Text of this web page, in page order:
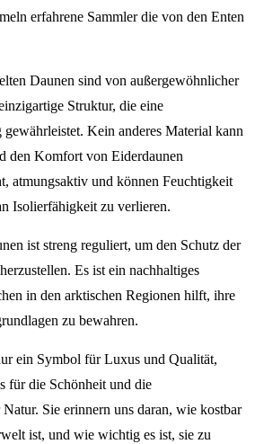
erfahrene Sammler die von den Enten
Daunen sind von außergewöhnlicher
Struktur, die eine
Kein anderes Material kann
den Komfort von Eiderdaunen
atmungsaktiv und können Feuchtigkeit
Isolierfähigkeit zu verlieren.
ist streng reguliert, um den Schutz der
Es ist ein nachhaltiges
in den arktischen Regionen hilft, ihre
zu bewahren.
ein Symbol für Luxus und Qualität,
für die Schönheit und die
Sie erinnern uns daran, wie kostbar
ist, und wie wichtig es ist, sie zu